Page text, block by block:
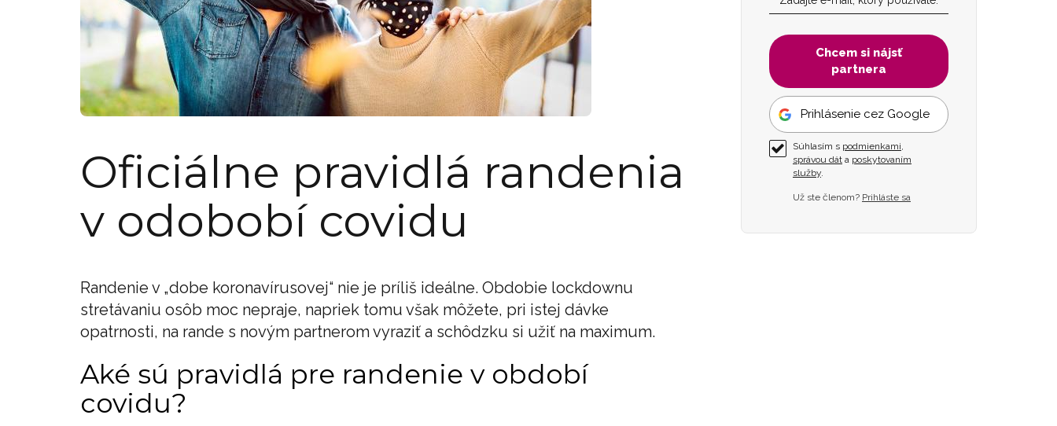
Oficiálne pravidlá randenia
v odobobí covidu
Randenie v „dobe koronavírusovej“ nie je príliš ideálne. Obdobie lockdownu
stretávaniu osôb moc nepraje, napriek tomu však môžete, pri istej dávke
opatrnosti, na rande s novým partnerom vyraziť a schôdzku si užiť na maximum.
Aké sú pravidlá pre randenie v období
covidu?
Chcem si nájsť
partnera
Prihlásenie cez Google
Súhlasím s podmienkami,
správou dát a poskytovaním
služby.
Už ste členom? Prihláste sa